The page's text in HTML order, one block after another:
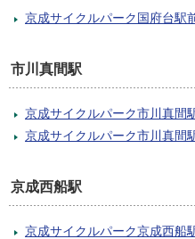
京成サイクルパーク国府台駅
市川真間駅
京成サイクルパーク市川真間
京成サイクルパーク市川真間
京成西船駅
京成サイクルパーク京成西船